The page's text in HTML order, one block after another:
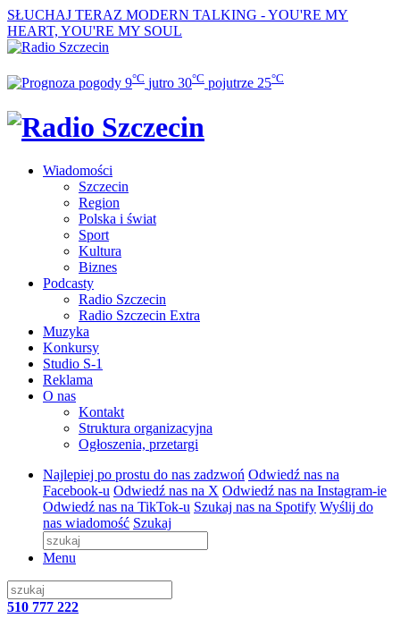
SŁUCHAJ TERAZ MODERN TALKING - YOU'RE MY
HEART, YOU'RE MY SOUL
9°C jutro 30°C pojutrze 25°C
Wiadomości
Szczecin
Region
Polska i świat
Sport
Kultura
Biznes
Podcasty
Radio Szczecin
Radio Szczecin Extra
Muzyka
Konkursy
Studio S-1
Reklama
O nas
Kontakt
Struktura organizacyjna
Ogłoszenia, przetargi
Najlepiej po prostu do nas zadzwoń Odwiedź nas na
Facebook-u Odwiedź nas na X Odwiedź nas na Instagram-ie
Odwiedź nas na TikTok-u Szukaj nas na Spotify Wyślij do
nas wiadomość Szukaj
Menu
510 777 222